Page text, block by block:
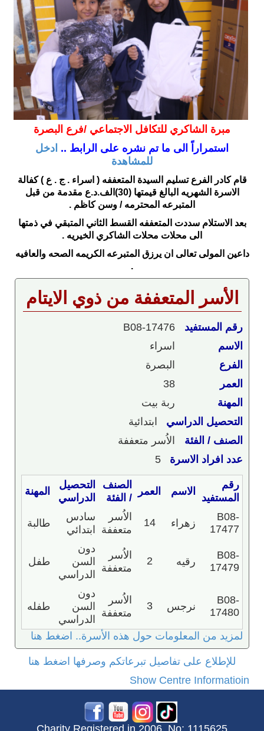
مبرة الشاكري للتكافل الاجتماعي /فرع البصرة
استمراراً الى ما تم نشره على الرابط .. ادخل
للمشاهدة
قام كادر الفرع تسليم السيدة المتعففه ( اسراء . ج . ع ) كفالة
الاسرة الشهريه البالغ قيمتها (30)الف.د.ع مقدمة من قبل
المتبرعه المحترمه / وسن كاظم .
بعد الاستلام سددت المتعففه القسط الثاني المتبقي في ذمتها
الى محلات محلات الشاكري الخيريه .
داعين المولى تعالى ان يرزق المتبرعه الكريمه الصحه والعافيه
.
الأسر المتعففة من ذوي الايتام
رقم المستفيد
B08-17476
الاسم
اسراء
الفرع
البصرة
العمر
38
المهنة
ربة بيت
التحصيل الدراسي
ابتدائية
الصنف / الفئة
الاُسر متعففة
عدد افراد الاسرة
5
رقم
المستفيد
الاسم العمر
الصنف
/ الفئة
التحصيل
الدراسي
المهنة
B08-
17477
زهراء 14
الاُسر
متعففة
سادس
ابتدائي
طالبة
B08-
17479
رقيه 2
الاُسر
متعففة
دون
السن
الدراسي
طفل
B08-
17480
نرجس 3
الاُسر
متعففة
دون
السن
الدراسي
طفله
لمزيد من المعلومات حول هذه الأسرة.. اضغط هنا
للإطلاع على تفاصيل تبرعاتكم وصرفها اضغط هنا
Show Centre Informatioin